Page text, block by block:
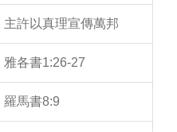
許以真理宣傳萬邦
各書1:26-27
馬書8:9